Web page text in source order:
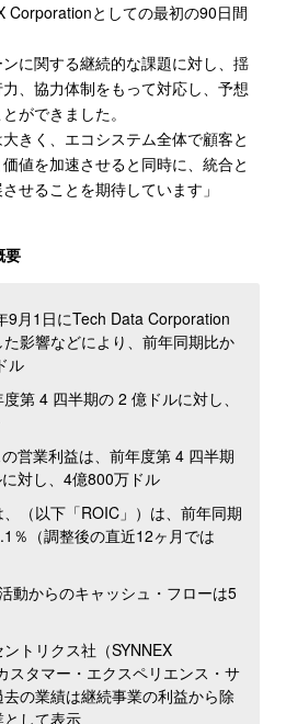
Corporationとしての最初の90日間
に関する継続的な課題に対し、揺
、協力体制をもって対応し、予想
ができました。
きく、エコシステム全体で顧客と
値を加速させると同時に、統合と
せることを期待しています」
要
9月1日にTech Data Corporation
影響などにより、前年同期比か
ル
第 4 四半期の 2 億ドルに対し、
営業利益は、前年度第 4 四半期
対し、4億800万ドル
（以下「ROIC」）は、前年同期
％（調整後の直近12ヶ月では
動からのキャッシュ・フローは5
トリクス社（SYNNEX
スタマー・エクスペリエンス・サ
の業績は継続事業の利益から除
して表示